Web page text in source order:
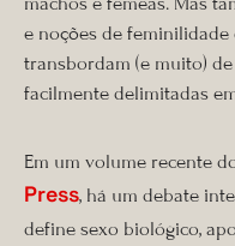
e noções de
transbordam (e muito)
facilmente delimitadas
Em um volume recente
Press, há um debate
define sexo biológico,